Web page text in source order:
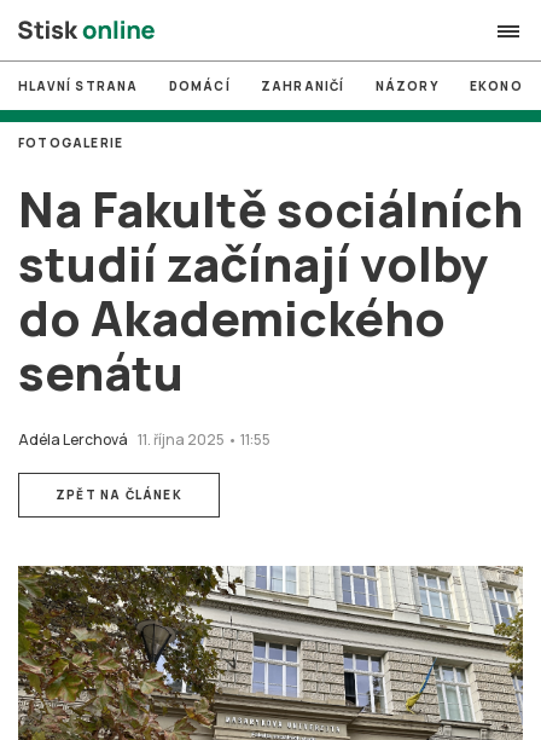
search
# MUNI
# Brno
# volby
login PŘIHLÁSIT SE
Zapomněli jste heslo?
HLAVNÍ STRANA DOMÁCÍ ZAHRANIČÍ NÁZORY
Na Fakultě sociálních
studií začínají volby
do Akademického
senátu
Adéla Lerchová 11. října 2025 • 11:55
FOTOGALERIE
ZPĚT NA ČLÁNEK